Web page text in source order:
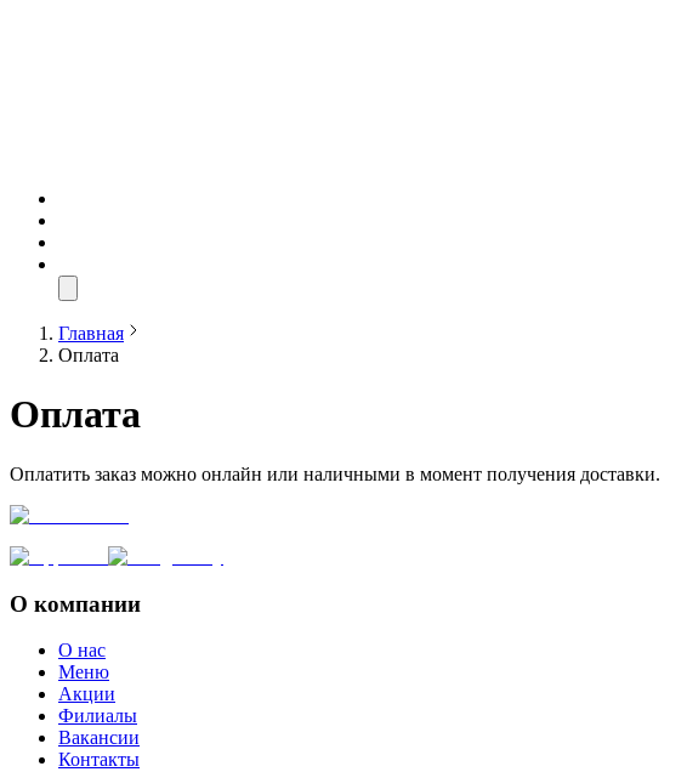
Главная
Оплата
Оплата
Оплатить заказ можно онлайн или наличными в момент получения доставки.
О компании
О нас
Меню
Акции
Филиалы
Вакансии
Контакты